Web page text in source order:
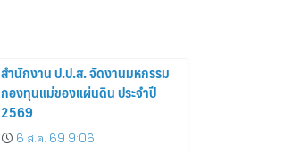
สำนักงาน ป.ป.ส. จัดงานมหกรรม
กองทุนแม่ของแผ่นดิน ประจำปี
2569
6 ส.ค. 69 9:06